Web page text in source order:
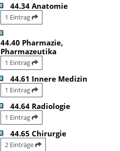
44.34 Anatomie
1 Eintrag
44.40 Pharmazie,
Pharmazeutika
1 Eintrag
44.61 Innere Medizin
1 Eintrag
44.64 Radiologie
1 Eintrag
44.65 Chirurgie
2 Einträge